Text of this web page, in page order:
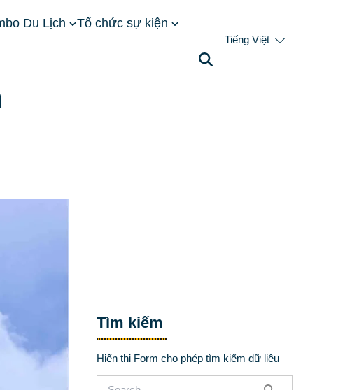
Du Lịch Tổ chức sự kiện
Tiếng Việt
Tìm kiếm
Hiển thị Form cho phép tìm kiếm dữ liệu